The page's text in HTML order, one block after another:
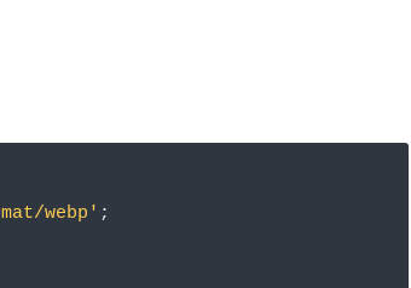
webp' ;